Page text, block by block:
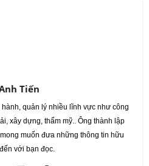
Tiến
quản lý nhiều lĩnh vực như công
xây dựng, thẩm mỹ.. Ông thành lập
muốn đưa những thông tin hữu
với bạn đọc.